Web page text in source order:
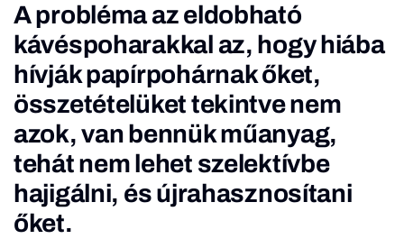
A probléma az eldobható
kávéspoharakkal az, hogy hiába
hívják papírpohárnak őket,
összetételüket tekintve nem
azok, van bennük műanyag,
tehát nem lehet szelektívbe
hajigálni, és újrahasznosítani
őket.